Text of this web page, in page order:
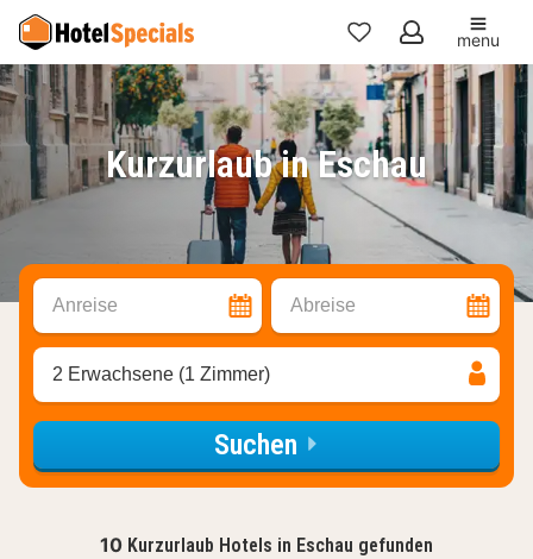
Meine
Favoriten
menu
Kurzurlaub in Eschau
Anreise Abreise
2 Erwachsene (1 Zimmer)
Suchen
10 Kurzurlaub Hotels in Eschau gefunden